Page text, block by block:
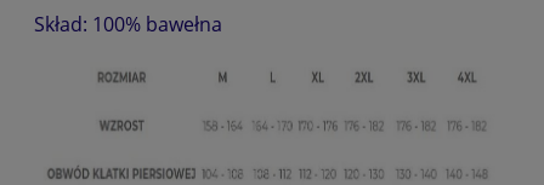
Skład: 100% bawełna